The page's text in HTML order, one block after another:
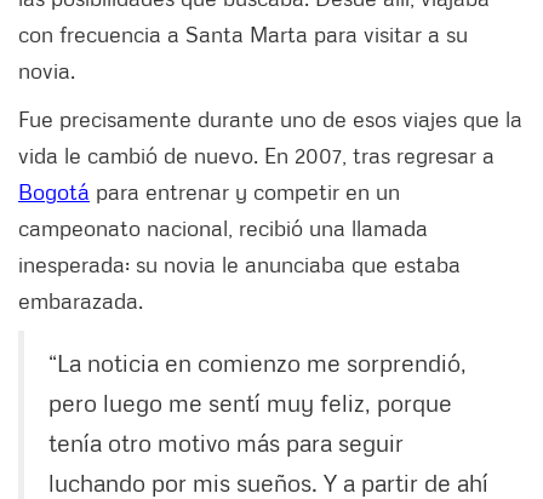
con frecuencia a Santa Marta para visitar a su
novia.
Fue precisamente durante uno de esos viajes que la
vida le cambió de nuevo. En 2007, tras regresar a
Bogotá para entrenar y competir en un
campeonato nacional, recibió una llamada
inesperada: su novia le anunciaba que estaba
embarazada.
“La noticia en comienzo me sorprendió,
pero luego me sentí muy feliz, porque
tenía otro motivo más para seguir
luchando por mis sueños. Y a partir de ahí